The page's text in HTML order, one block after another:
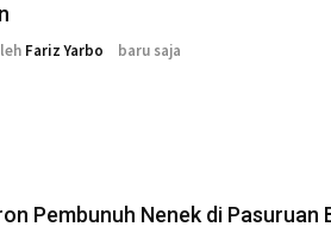
Fariz Yarbo baru saja
Pembunuh Nenek di Pasuruan